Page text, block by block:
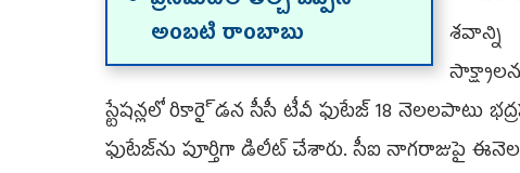
అంబటి రాంబాబు
శవాన్ని
స్టేషన్లలో రికారై్డన సీసీ టీవీ ఫుటేజ్‌ 18 నెలలపాటు
ఫుటేజ్‌ను పూర్తిగా డిలీట్‌ చేశారు. సీఐ నాగరాజుపై ఈనెల